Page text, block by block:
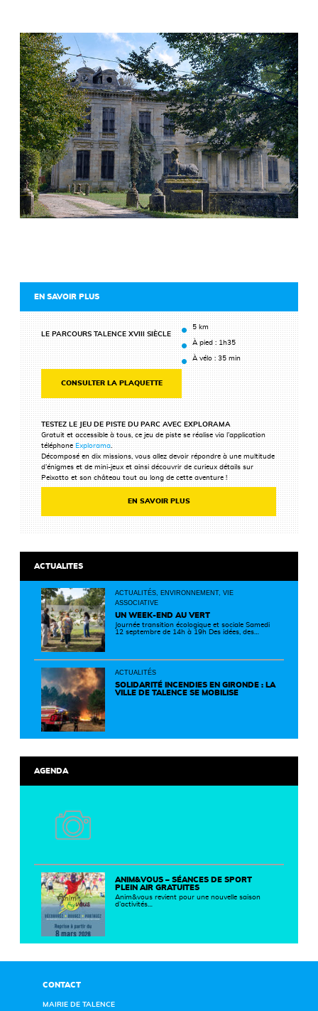
EN SAVOIR PLUS
LE PARCOURS TALENCE XVIII SIÈCLE
5 km
À pied : 1h35
À vélo : 35 min
CONSULTER LA PLAQUETTE
TESTEZ LE JEU DE PISTE DU PARC AVEC EXPLORAMA
Gratuit et accessible à tous, ce jeu de piste se réalise via l’application
téléphone Explorama.
Décomposé en dix missions, vous allez devoir répondre à une multitude
d’énigmes et de mini-jeux et ainsi découvrir de curieux détails sur
Peixotto et son château tout au long de cette aventure !
EN SAVOIR PLUS
ACTUALITES
ACTUALITÉS, ENVIRONNEMENT, VIE
ASSOCIATIVE
UN WEEK-END AU VERT
Journée transition écologique et sociale Samedi
12 septembre de 14h à 19h Des idées, des
un territoire plus durable et solidaire.
ACTUALITÉS
SOLIDARITÉ INCENDIES EN GIRONDE : LA
VILLE DE TALENCE SE MOBILISE
AGENDA
ANIM&VOUS – SÉANCES DE SPORT
PLEIN AIR GRATUITES
Anim&vous revient pour une nouvelle saison
d’activités…
CONTACT
MAIRIE DE TALENCE